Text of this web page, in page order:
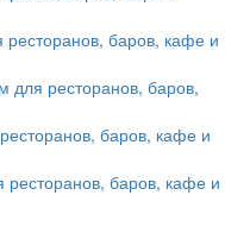
ресторанов, баров, кафе и
для ресторанов, баров,
баров, кафе и
ресторанов, баров, кафе и